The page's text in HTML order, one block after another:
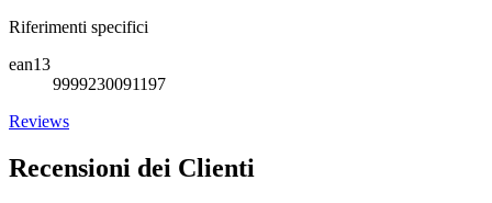
Riferimenti specifici
ean13
9999230091197
Reviews
Recensioni dei Clienti